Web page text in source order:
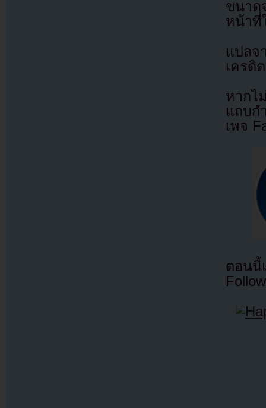
ขนาด
หน้าที่
แปล
เครดิ
หากไ
แถบก
เพจ
ตอนนี้